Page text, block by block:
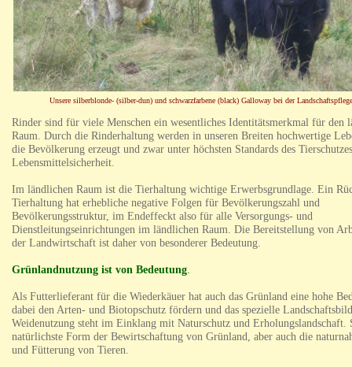
Unsere silberblonde- (silber-dun) und schwarzfarbene (black) Galloway bei der
Rinder sind für viele Menschen ein wesentliches Identitätsmerkmal für den
Raum. Durch die Rinderhaltung werden in unseren Breiten hochwertige
die Bevölkerung erzeugt und zwar unter höchsten Standards des
Lebensmittelsicherheit.
Im ländlichen Raum ist die Tierhaltung wichtige Erwerbsgrundlage. Ein
Tierhaltung hat erhebliche negative Folgen für Bevölkerungszahl und
Bevölkerungsstruktur, im Endeffeckt also für alle Versorgungs- und
Dienstleitungseinrichtungen im ländlichen Raum. Die Bereitstellung von
der Landwirtschaft ist daher von besonderer Bedeutung.
Grünlandnutzung ist von Bedeutung
Als Futterlieferant für die Wiederkäuer hat auch das Grünland eine hohe
dabei den Arten- und Biotopschutz fördern und das spezielle
Weidenutzung steht im Einklang mit Naturschutz und Erholungslandschaft.
natürlichste Form der Bewirtschaftung von Grünland, aber auch die
und Fütterung von Tieren.